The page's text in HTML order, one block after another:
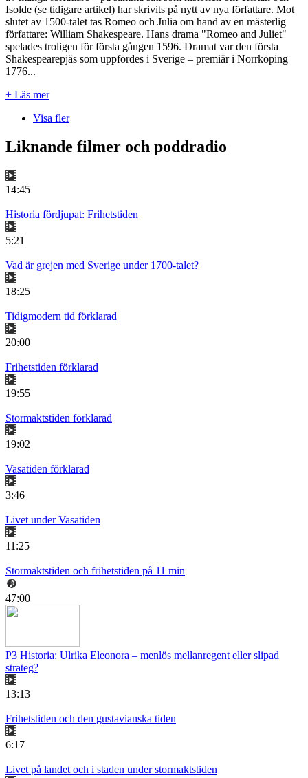
Isolde (se tidigare artikel) har skrivits på nytt av nya författare. Mot
slutet av 1500-talet tas Romeo och Julia om hand av en mästerlig
författare: William Shakespeare. Hans drama "Romeo and Juliet"
spelades troligen för första gången 1596. Dramat var den första
Shakespearepjäs som uppfördes i Sverige – premiär i Norrköping
1776...
+ Läs mer
Visa fler
Liknande filmer och poddradio
14:45
Historia fördjupat: Frihetstiden
5:21
Vad är grejen med Sverige under 1700-talet?
18:25
Tidigmodern tid förklarad
20:00
Frihetstiden förklarad
19:55
Stormaktstiden förklarad
19:02
Vasatiden förklarad
3:46
Livet under Vasatiden
11:25
Stormaktstiden och frihetstiden på 11 min
47:00
P3 Historia: Ulrika Eleonora – menlös mellanregent eller slipad
strateg?
13:13
Frihetstiden och den gustavianska tiden
6:17
Livet på landet och i staden under stormaktstiden